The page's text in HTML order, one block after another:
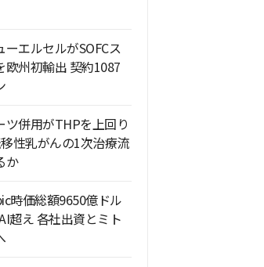
ーエルセルがSOFCス
欧州初輸出 契約1087
ツ併用がTHPを上回り
性乳がんの1次治療流
か
時価総額9650億ドル
超え 各社出資とミト